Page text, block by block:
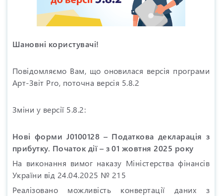
Шановні користувачі!
Повідомляємо Вам, що оновилася версія програми
Арт-Звіт Pro, поточна версія 5.8.2
Зміни у версії 5.8.2:
Нові форми J0100128 – Податкова декларація з
прибутку. Початок дії – з 01 жовтня 2025 року
На виконання вимог наказу Міністерства фінансів
України від 24.04.2025 № 215
Реалізовано можливість конвертації даних з